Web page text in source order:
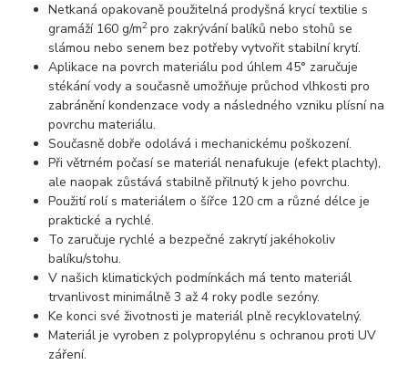
Netkaná opakovaně použitelná prodyšná krycí textilie s
gramáží 160 g/m2pro zakrývání balíků nebo stohů se
slámou nebo senem bez potřeby vytvořit stabilní krytí.
Aplikace na povrch materiálu pod úhlem 45° zaručuje
stékání vody a současně umožňuje průchod vlhkosti pro
zabránění kondenzace vody a následného vzniku plísní na
povrchu materiálu.
Současně dobře odolává i mechanickému poškození.
Při větrném počasí se materiál nenafukuje (efekt plachty),
ale naopak zůstává stabilně přilnutý k jeho povrchu.
Použití rolí s materiálem o šířce 120 cm a různé délce je
praktické a rychlé.
To zaručuje rychlé a bezpečné zakrytí jakéhokoliv
balíku/stohu.
V našich klimatických podmínkách má tento materiál
trvanlivost minimálně 3 až 4 roky podle sezóny.
Ke konci své životnosti je materiál plně recyklovatelný.
Materiál je vyroben z polypropylénu s ochranou proti UV
záření.